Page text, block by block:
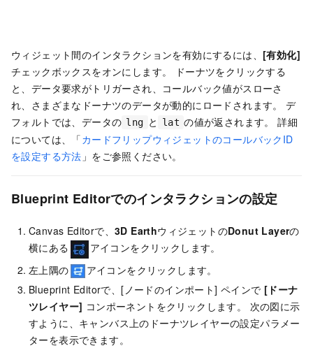
ウィジェット間のインタラクションを有効にするには、 [有効化]
チェックボックスをオンにします。 ドーナツをクリックする
と、データ要求がトリガーされ、コールバック値がスローさ
れ、さまざまなドーナツのデータが動的にロードされます。 デ
フォルトでは、データの lng と lat の値が返されます。 詳細
については、「カードフリップウィジェットのコールバックID
を設定する方法 」をご参照ください。
Blueprint Editorでのインタラクションの設定
Canvas Editorで、 3D EarthウィジェットのDonut Layerの
横にある
アイコンをクリックします。
左上隅の
アイコンをクリックします。
Blueprint Editorで、[ノードのインポート] ペインで [ドーナ
ツレイヤー] コンポーネントをクリックします。 次の図に示
すように、キャンバス上のドーナツレイヤーの設定パラメー
ターを表示できます。